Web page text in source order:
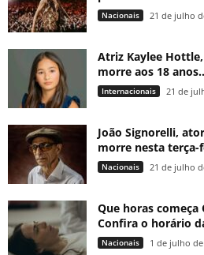
Nacionais 21 de julho
Atriz Kaylee
morre aos 18
Internacionais 21 de
João Signorelli,
morre nesta terça-
Nacionais 21 de julho
Que horas começa
Confira o horário
Nacionais 1 de julho